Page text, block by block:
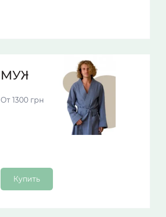
МУЖСКИЕ ХАЛАТЫ
От 1300 грн
Купить